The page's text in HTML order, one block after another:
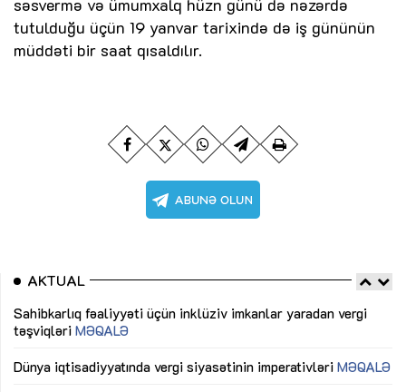
tutulduğu üçün 19 yanvar tarixində də iş gününün
müddəti bir saat qısaldılır.
AKTUAL
Sahibkarlıq fəaliyyəti üçün inklüziv imkanlar yaradan vergi
təşviqləri MƏQALƏ
Dünya iqtisadiyyatında vergi siyasətinin imperativləri MƏQALƏ